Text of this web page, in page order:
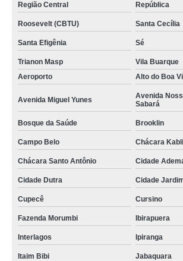
Região Central República
Roosevelt (CBTU) Santa Cecília
Santa Efigênia Sé
Trianon Masp
Vila Buarque
Aeroporto
Alto do Boa
Avenida Miguel Yunes
Avenida
Sabará
Bosque da Saúde Brooklin
Campo Belo Chácara
Chácara Santo Antônio Cidade
Cidade Dutra Cidade
Cupecê Cursino
Fazenda Morumbi Ibirapuera
Interlagos Ipiranga
Itaim Bibi Jabaquara